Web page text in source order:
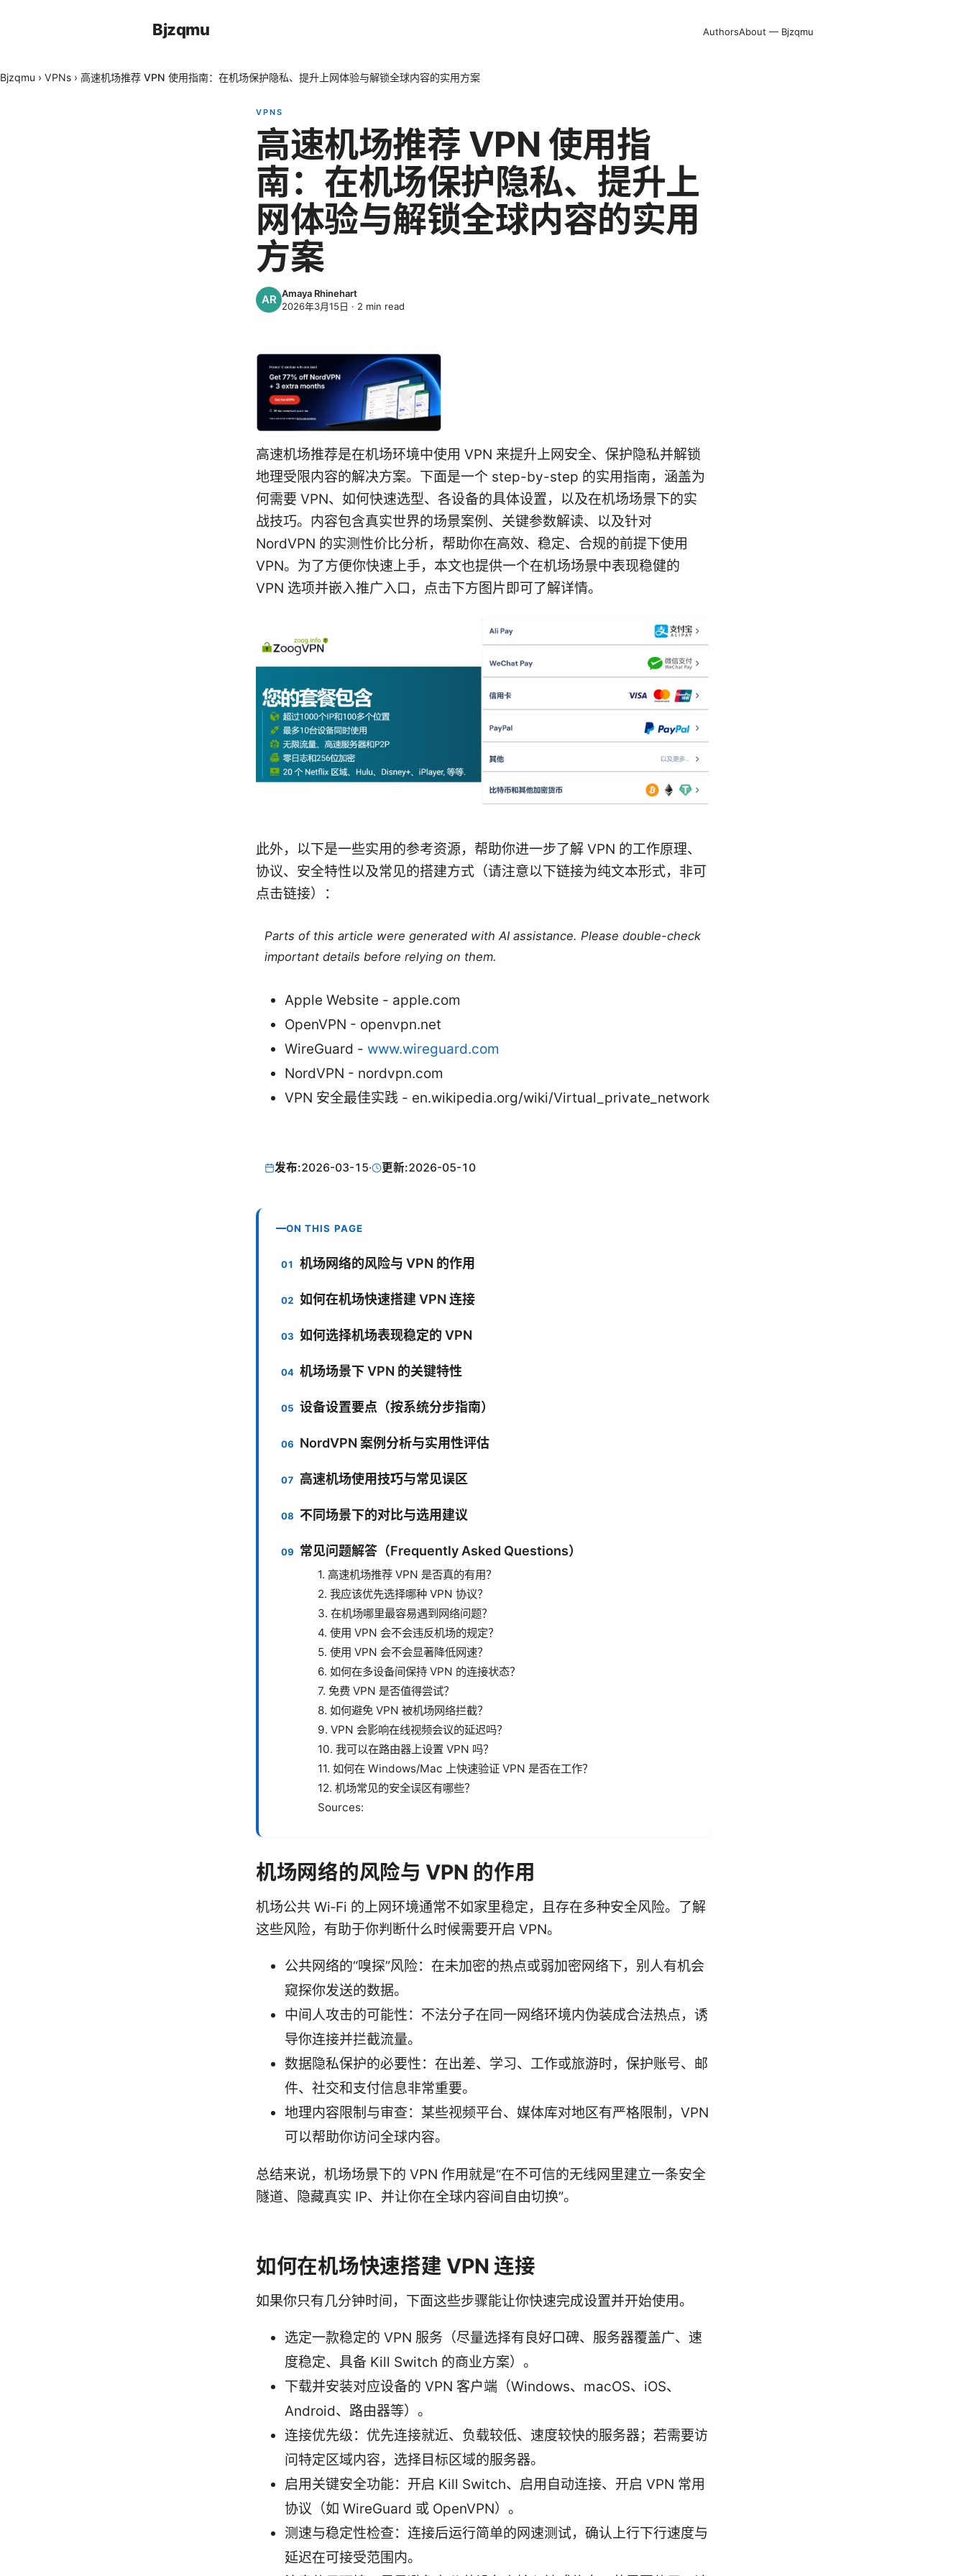
Bjzqmu AuthorsAbout — Bjzqmu
Bjzqmu › VPNs › 高速机场推荐 VPN 使用指南：在机场保护隐私、提升上网体验与解锁全球内容的实用方案
VPNS
高速机场推荐 VPN 使用指
南：在机场保护隐私、提升上
网体验与解锁全球内容的实用
方案
Amaya Rhinehart
2026年3月15日 · 2 min read
高速机场推荐是在机场环境中使用 VPN 来提升上网安全、保护隐私并解锁
地理受限内容的解决方案。下面是一个 step-by-step 的实用指南，涵盖为
何需要 VPN、如何快速选型、各设备的具体设置，以及在机场场景下的实
战技巧。内容包含真实世界的场景案例、关键参数解读、以及针对
NordVPN 的实测性价比分析，帮助你在高效、稳定、合规的前提下使用
VPN。为了方便你快速上手，本文也提供一个在机场场景中表现稳健的
VPN 选项并嵌入推广入口，点击下方图片即可了解详情。
此外，以下是一些实用的参考资源，帮助你进一步了解 VPN 的工作原理、
协议、安全特性以及常见的搭建方式（请注意以下链接为纯文本形式，非可
点击链接）：
Parts of this article were generated with AI assistance. Please double-check
important details before relying on them.
Apple Website - apple.com
OpenVPN - openvpn.net
WireGuard - www.wireguard.com
NordVPN - nordvpn.com
VPN 安全最佳实践 - en.wikipedia.org/wiki/Virtual_private_network
发布:2026-03-15· 更新:2026-05-10
ON THIS PAGE
机场网络的风险与 VPN 的作用
如何在机场快速搭建 VPN 连接
如何选择机场表现稳定的 VPN
机场场景下 VPN 的关键特性
设备设置要点（按系统分步指南）
NordVPN 案例分析与实用性评估
高速机场使用技巧与常见误区
不同场景下的对比与选用建议
常见问题解答（Frequently Asked Questions）
1. 高速机场推荐 VPN 是否真的有用？
2. 我应该优先选择哪种 VPN 协议？
3. 在机场哪里最容易遇到网络问题？
4. 使用 VPN 会不会违反机场的规定？
5. 使用 VPN 会不会显著降低网速？
6. 如何在多设备间保持 VPN 的连接状态？
7. 免费 VPN 是否值得尝试？
8. 如何避免 VPN 被机场网络拦截？
9. VPN 会影响在线视频会议的延迟吗？
10. 我可以在路由器上设置 VPN 吗？
11. 如何在 Windows/Mac 上快速验证 VPN 是否在工作？
12. 机场常见的安全误区有哪些？
Sources:
机场网络的风险与 VPN 的作用
机场公共 Wi‑Fi 的上网环境通常不如家里稳定，且存在多种安全风险。了解
这些风险，有助于你判断什么时候需要开启 VPN。
公共网络的“嗅探”风险：在未加密的热点或弱加密网络下，别人有机会
窥探你发送的数据。
中间人攻击的可能性：不法分子在同一网络环境内伪装成合法热点，诱
导你连接并拦截流量。
数据隐私保护的必要性：在出差、学习、工作或旅游时，保护账号、邮
件、社交和支付信息非常重要。
地理内容限制与审查：某些视频平台、媒体库对地区有严格限制，VPN
可以帮助你访问全球内容。
总结来说，机场场景下的 VPN 作用就是“在不可信的无线网里建立一条安全
隧道、隐藏真实 IP、并让你在全球内容间自由切换”。
如何在机场快速搭建 VPN 连接
如果你只有几分钟时间，下面这些步骤能让你快速完成设置并开始使用。
选定一款稳定的 VPN 服务（尽量选择有良好口碑、服务器覆盖广、速
度稳定、具备 Kill Switch 的商业方案）。
下载并安装对应设备的 VPN 客户端（Windows、macOS、iOS、
Android、路由器等）。
连接优先级：优先连接就近、负载较低、速度较快的服务器；若需要访
问特定区域内容，选择目标区域的服务器。
启用关键安全功能：开启 Kill Switch、启用自动连接、开启 VPN 常用
协议（如 WireGuard 或 OpenVPN）。
测速与稳定性检查：连接后运行简单的网速测试，确认上行下行速度与
延迟在可接受范围内。